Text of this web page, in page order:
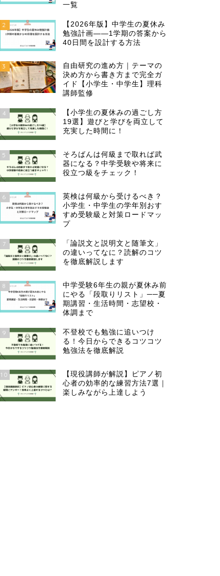
一覧
2
【2026年版】中学生の夏休み
勉強計画——1学期の答案から
40日間を設計する方法
3
自由研究の進め方｜テーマの
決め方から書き方まで完全ガ
イド【小学生・中学生】理科
講師監修
4
【小学生の夏休みの過ごし方
19選】遊びと学びを両立して
充実した時間に！
5
そろばんは何級まで取れば武
器になる？中学受験や将来に
役立つ級をチェック！
6
英検は何級から受けるべき？
小学生・中学生の学年別おす
すめ受験級と対策ロードマッ
プ
7
「論説文と説明文と随筆文」
の違いってなに？読解のコツ
を徹底解説します
8
中学受験6年生の親が夏休み前
にやる「段取りリスト」──夏
期講習・生活時間・志望校・
体調まで
9
不登校でも勉強に追いつけ
る！今日からできるコツコツ
勉強法を徹底解説
10
【現役講師が解説】ピアノ初
心者の効率的な練習方法7選｜
楽しみながら上達しよう